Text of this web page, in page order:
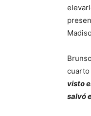
cuarto
visto
salvó